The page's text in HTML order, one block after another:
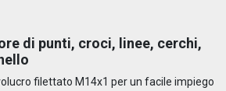
di punti, croci, linee, cerchi,
filettato M14x1 per un facile impiego